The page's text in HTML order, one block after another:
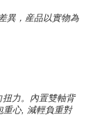
異，産品以實物為
力。內置雙軸背
重心, 減輕負重對